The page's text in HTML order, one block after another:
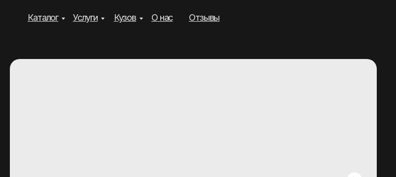
Каталог Услуги Кузов О нас Отзывы